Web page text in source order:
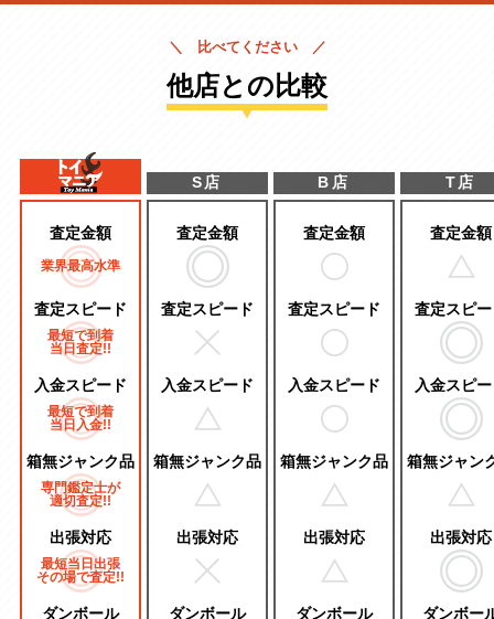
＼ 比べてください ／
他店との比較
査定金額
業界最高水準
査定スピード
最短で到着
当日査定!!
入金スピード
最短で到着
当日入金!!
箱無ジャンク品
専門鑑定士が
適切査定!!
出張対応
最短当日出張
その場で査定!!
ダンボール
S店
査定金額
査定スピード
入金スピード
箱無ジャンク品
出張対応
ダンボール
B店
査定金額
査定スピード
入金スピード
箱無ジャンク品
出張対応
ダンボール
T店
査定金額
査定スピ
入金スピ
箱無ジャン
出張対応
ダンボー